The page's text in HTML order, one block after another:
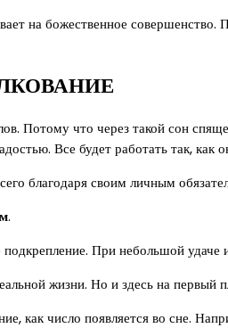
на божественное совершенство.
Потому что через такой сон
Все будет работать так, как
благодаря своим личным
.
При небольшой
жизни. Но и здесь на первый
как число появляется во сне.